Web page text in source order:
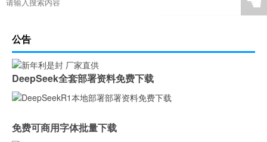
公告
DeepSeek全套部署资料免费下载
免费可商用字体批量下载